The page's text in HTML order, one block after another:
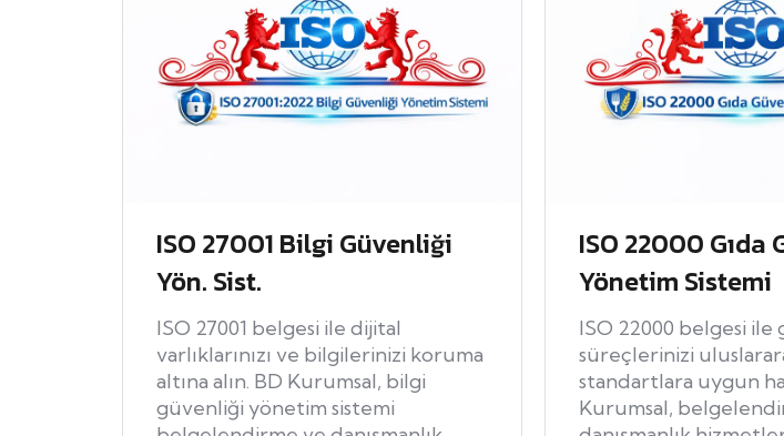
ISO 27001 Bilgi Güvenliği
Yön. Sist.
ISO 27001 belgesi ile dijital
varlıklarınızı ve bilgilerinizi koruma
altına alın. BD Kurumsal, bilgi
güvenliği yönetim sistemi
ISO 22000 Gıda
Yönetim Sistemi
ISO 22000 belgesi ile
süreçlerinizi
standartlara uygun
Kurumsal,